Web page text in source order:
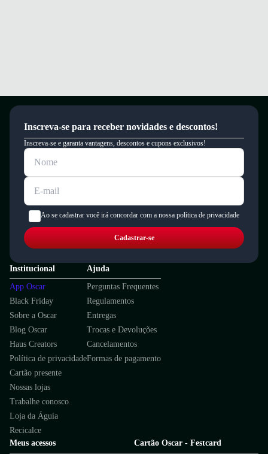
Inscreva-se para receber novidades e descontos!
Inscreva-se e garanta vantagens, descontos e cupons exclusivos!
Ao se cadastrar você irá concordar com a nossa política de privacidade
Cadastrar-se
Institucional
App Oscar
Black Friday
Sobre a Oscar
Blog Oscar
Haus Creators
Política de privacidade
Cartão presente
Nossas lojas
Trabalhe conosco
Loja da Águia
Recicalce
Ajuda
Perguntas Frequentes
Regulamentos
Entregas
Trocas e Devoluções
Cancelamentos
Formas de pagamento
Meus acessos
Cartão Oscar - Festcard